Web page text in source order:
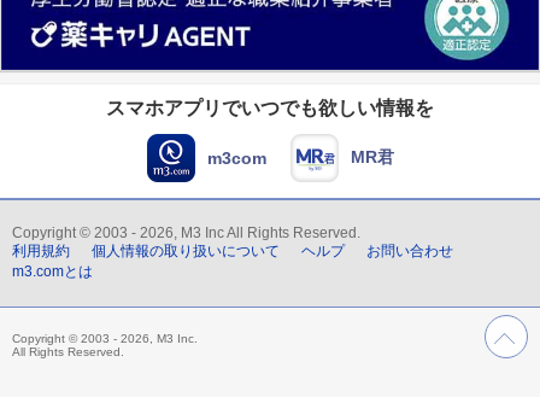
スマホアプリでいつでも欲しい情報を
m3com MR君
Copyright © 2003 - 2026, M3 Inc All Rights Reserved.
利用規約
個人情報の取り扱いについて ヘルプ
お問い合わせ
m3.comとは
Copyright © 2003 - 2026, M3 Inc.
All Rights Reserved.